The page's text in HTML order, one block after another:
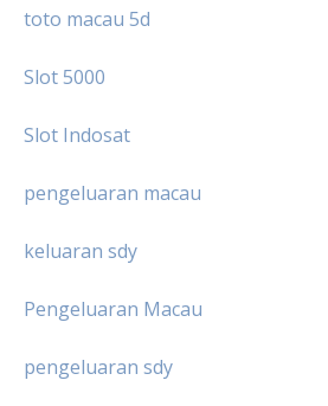
toto macau 5d
Slot 5000
Slot Indosat
pengeluaran macau
keluaran sdy
Pengeluaran Macau
pengeluaran sdy